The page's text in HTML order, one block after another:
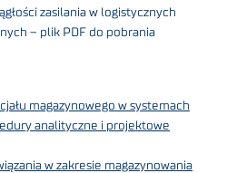
zasilania w logistycznych
– plik PDF do pobrania
magazynowego w systemach
analityczne i projektowe
w zakresie magazynowania